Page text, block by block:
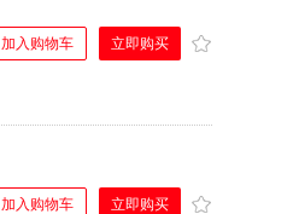
加入购物车 立即购买
加入购物车 立即购买